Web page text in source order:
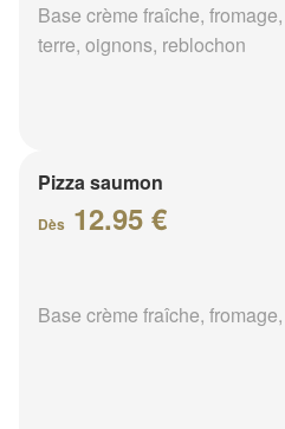
Base crème fraîche,
terre, oignons, reblochon
Pizza saumon
Dès 12.95 €
Base crème fraîche,